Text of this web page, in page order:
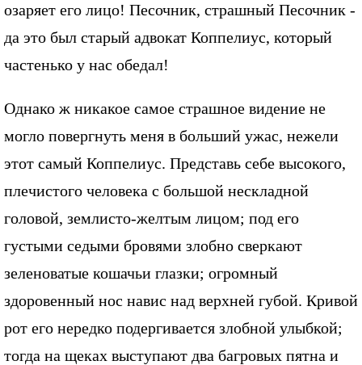
озаряет его лицо! Песочник, страшный Песочник -
да это был старый адвокат Коппелиус, который
частенько у нас обедал!
Однако ж никакое самое страшное видение не
могло повергнуть меня в больший ужас, нежели
этот самый Коппелиус. Представь себе высокого,
плечистого человека с большой нескладной
головой, землисто-желтым лицом; под его
густыми седыми бровями злобно сверкают
зеленоватые кошачьи глазки; огромный
здоровенный нос навис над верхней губой. Кривой
рот его нередко подергивается злобной улыбкой;
тогда на щеках выступают два багровых пятна и